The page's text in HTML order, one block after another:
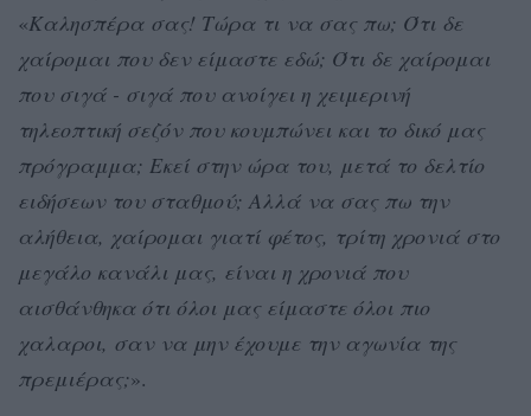
«Καλησπέρα σας! Τώρα τι να σας πω; Ότι δε
χαίρομαι που δεν είμαστε εδώ; Ότι δε χαίρομαι
που σιγά - σιγά που ανοίγει η χειμερινή
τηλεοπτική σεζόν που κουμπώνει και το δικό μας
πρόγραμμα; Εκεί στην ώρα του, μετά το δελτίο
ειδήσεων του σταθμού; Αλλά να σας πω την
αλήθεια, χαίρομαι γιατί φέτος, τρίτη χρονιά στο
μεγάλο κανάλι μας, είναι η χρονιά που
αισθάνθηκα ότι όλοι μας είμαστε όλοι πιο
χαλαροι, σαν να μην έχουμε την αγωνία της
πρεμιέρας;».